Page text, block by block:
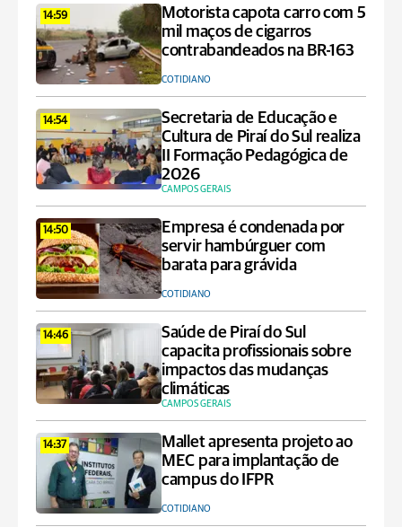
14:59
Motorista capota carro com 5
mil maços de cigarros
contrabandeados na BR-163
COTIDIANO
14:54
Secretaria de Educação e
Cultura de Piraí do Sul realiza
II Formação Pedagógica de
2026
CAMPOS GERAIS
14:50
Empresa é condenada por
servir hambúrguer com
barata para grávida
COTIDIANO
14:46
Saúde de Piraí do Sul
capacita profissionais sobre
impactos das mudanças
climáticas
CAMPOS GERAIS
14:37
Mallet apresenta projeto ao
MEC para implantação de
campus do IFPR
COTIDIANO